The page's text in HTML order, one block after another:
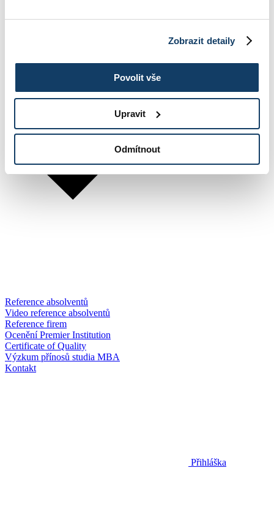
Zobrazit detaily
Povolit vše
Upravit
Odmítnout
Reference absolventů
Video reference absolventů
Reference firem
Ocenění Premier Institution
Certificate of Quality
Výzkum přínosů studia MBA
Kontakt
Přihláška